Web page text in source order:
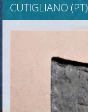
CUTIGLIANO (PT)